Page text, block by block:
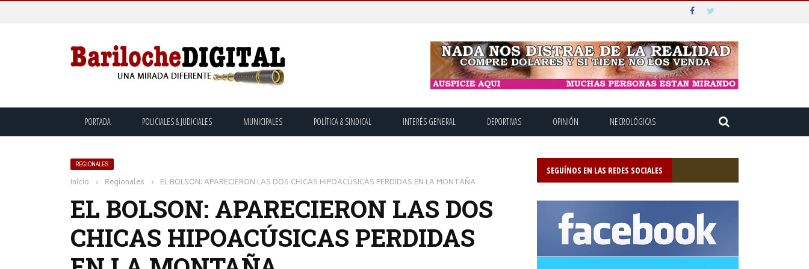
PORTADA POLICIALES & JUDICIALES MUNICIPALES POLÍTICA & SINDICAL INTERÉS GENERAL DEPORTIVAS OPINIÓN NECROLÓGICAS
REGIONALES
Inicio › Regionales › EL BOLSON: APARECIERON LAS DOS CHICAS HIPOACÚSICAS PERDIDAS EN LA MONTAÑA
EL BOLSON: APARECIERON LAS DOS
CHICAS HIPOACÚSICAS PERDIDAS
SEGUÍNOS EN LAS REDES SOCIALES